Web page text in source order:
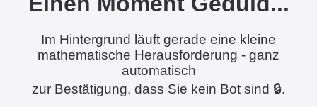
Im Hintergrund läuft gerade eine kleine
mathematische Herausforderung - ganz
automatisch
zur Bestätigung, dass Sie kein Bot sind 🔒.